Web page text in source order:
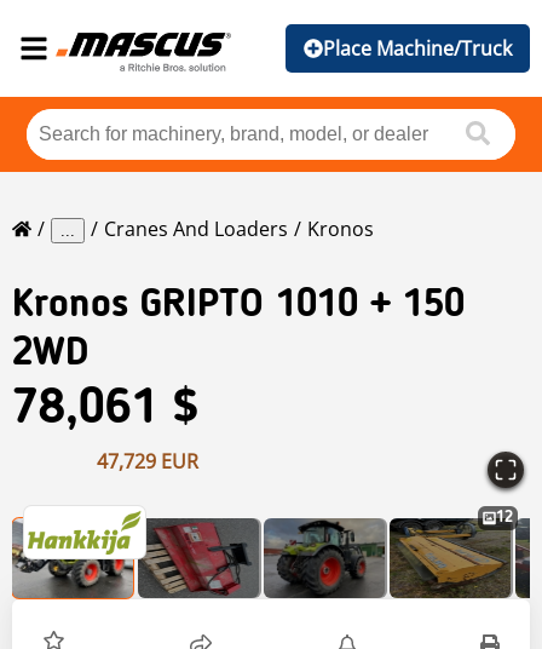
Place Machine/Truck
... Cranes And Loaders Kronos
Kronos GRIPTO 1010 + 150
2WD
78,061 $
47,729 EUR
12